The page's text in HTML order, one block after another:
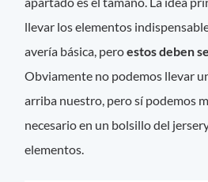
llevar los elementos
avería básica, peroestos deben
Obviamente no podemos llevar
arriba nuestro, pero sí podemos
necesario en un bolsillo del
elementos.